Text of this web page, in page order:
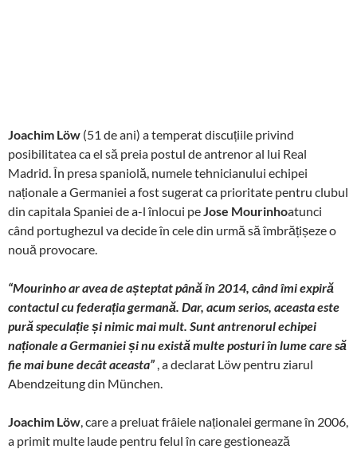
Joachim Löw (51 de ani) a temperat discuțiile privind
posibilitatea ca el să preia postul de antrenor al lui Real
Madrid. În presa spaniolă, numele tehnicianului echipei
naționale a Germaniei a fost sugerat ca prioritate pentru clubul
din capitala Spaniei de a-l înlocui peJose Mourinhoatunci
când portughezul va decide în cele din urmă să îmbrățișeze o
nouă provocare.
“Mourinho ar avea de așteptat până în 2014, când îmi expiră
contactul cu federația germană. Dar, acum serios, aceasta este
pură speculație și nimic mai mult. Sunt antrenorul echipei
naționale a Germaniei și nu există multe posturi în lume care să
fie mai bune decât aceasta” , a declarat Löw pentru ziarul
Abendzeitung din München.
Joachim Löw, care a preluat frâiele naționalei germane în 2006,
a primit multe laude pentru felul în care gestionează